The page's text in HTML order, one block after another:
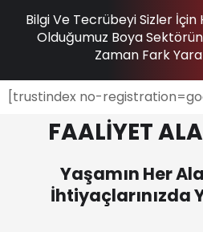
Bilgi Ve Tecrübeyi Sizler İçin
Olduğumuz Boya
Zaman Fark
[trustindex no-
FAALİYET
Yaşamın Her
İhtiyaçlarınızda